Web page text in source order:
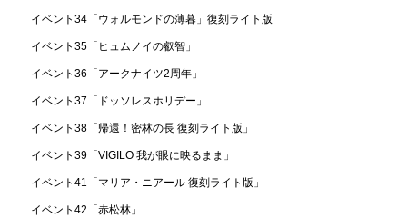
イベント34「ウォルモンドの薄暮」復刻ライト版
イベント35「ヒュムノイの叡智」
イベント36「アークナイツ2周年」
イベント37「ドッソレスホリデー」
イベント38「帰還！密林の長 復刻ライト版」
イベント39「VIGILO 我が眼に映るまま」
イベント41「マリア・ニアール 復刻ライト版」
イベント42「赤松林」